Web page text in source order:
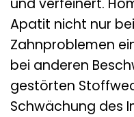
und verfeinert.
Apatit nicht nur
Zahnproblemen
bei anderen
gestörten
Schwächung des